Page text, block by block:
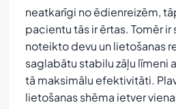
neatkarīgi no ēdienreizēm,
pacientu tās ir ērtas. Tomēr ir
noteikto devu un lietošanas
saglabātu stabilu zāļu līmeni
tā maksimālu efektivitāti.
lietošanas shēma ietver